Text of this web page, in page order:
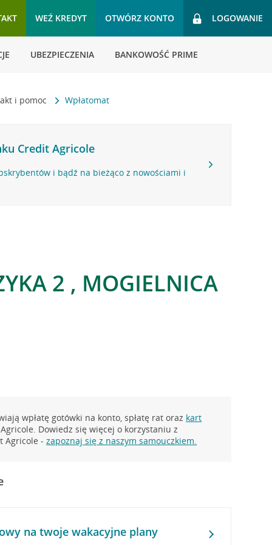
WEŹ KREDYT OTWÓRZ KONTO LOGOWANIE
UBEZPIECZENIA BANKOWOŚĆ PRIME
i pomoc Wpłatomat
Credit Agricole
i bądź na bieżąco z nowościami i
2 , MOGIELNICA
wpłatę gotówki na konto, spłatę rat oraz kart
Dowiedz się więcej o korzystaniu z
Agricole -zapoznaj się z naszym samouczkiem.
na twoje wakacyjne plany